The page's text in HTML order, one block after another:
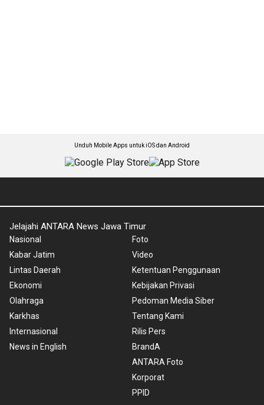
Unduh Mobile Apps untuk iOS dan Android
Jelajahi ANTARA News Jawa Timur
Nasional
Kabar Jatim
Lintas Daerah
Ekonomi
Olahraga
Karkhas
Internasional
News in English
Foto
Video
Ketentuan Penggunaan
Kebijakan Privasi
Pedoman Media Siber
Tentang Kami
Rilis Pers
BrandA
ANTARA Foto
Korporat
PPID